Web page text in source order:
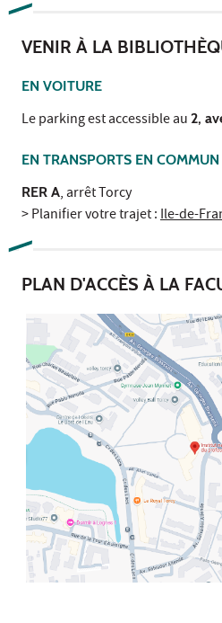
VENIR À LA
EN VOITURE
Le parking est accessible au 2,
EN TRANSPORTS EN COMMUN
RER A, arrêt Torcy
> Planifier votre trajet :Ile-de-
PLAN D'ACCÈS À LA